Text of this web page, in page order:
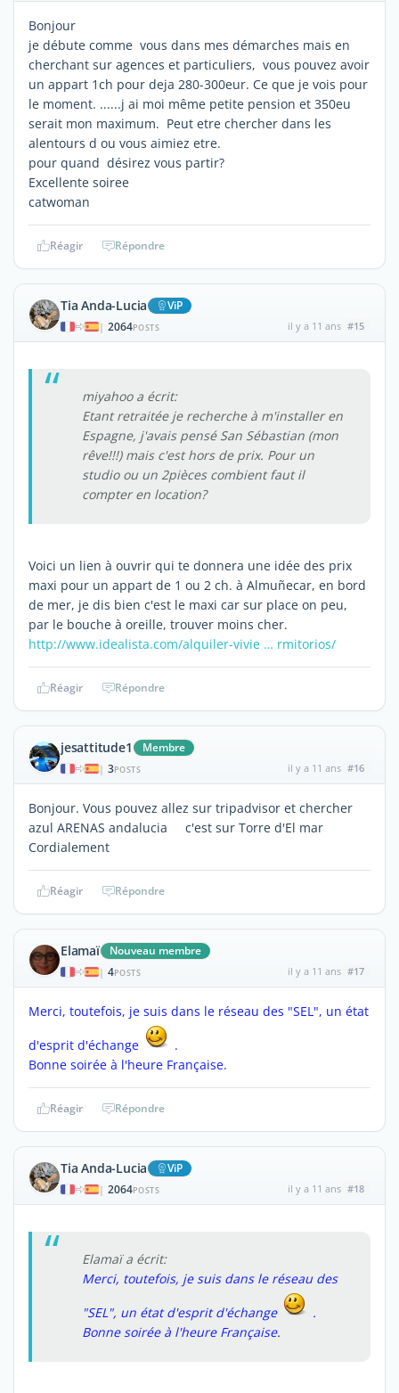
Bonjour
je débute comme vous dans mes démarches mais en
cherchant sur agences et particuliers, vous pouvez avoir
un appart 1ch pour deja 280-300eur. Ce que je vois pour
le moment. ......j ai moi même petite pension et 350eu
serait mon maximum. Peut etre chercher dans les
alentours d ou vous aimiez etre.
pour quand désirez vous partir?
Excellente soiree
catwoman
Réagir Répondre
Tia Anda-Lucia ViP
| 2064POSTS il y a 11 ans #15
miyahoo a écrit:
Etant retraitée je recherche à m'installer en
Espagne, j'avais pensé San Sébastian (mon
rêve!!!) mais c'est hors de prix. Pour un
studio ou un 2pièces combient faut il
compter en location?
Voici un lien à ouvrir qui te donnera une idée des prix
maxi pour un appart de 1 ou 2 ch. à Almuñecar, en bord
de mer, je dis bien c'est le maxi car sur place on peu,
par le bouche à oreille, trouver moins cher.
http://www.idealista.com/alquiler-vivie … rmitorios/
Réagir Répondre
jesattitude1 Membre
| 3POSTS il y a 11 ans #16
Bonjour. Vous pouvez allez sur tripadvisor et chercher
azul ARENAS andalucia c'est sur Torre d'El mar
Cordialement
Réagir Répondre
Elamaï Nouveau membre
| 4POSTS il y a 11 ans #17
Merci, toutefois, je suis dans le réseau des "SEL", un état
d'esprit d'échange
.
Bonne soirée à l'heure Française.
Réagir Répondre
Tia Anda-Lucia ViP
| 2064POSTS il y a 11 ans #18
Elamaï a écrit:
Merci, toutefois, je suis dans le réseau des
"SEL", un état d'esprit d'échange
.
Bonne soirée à l'heure Française.